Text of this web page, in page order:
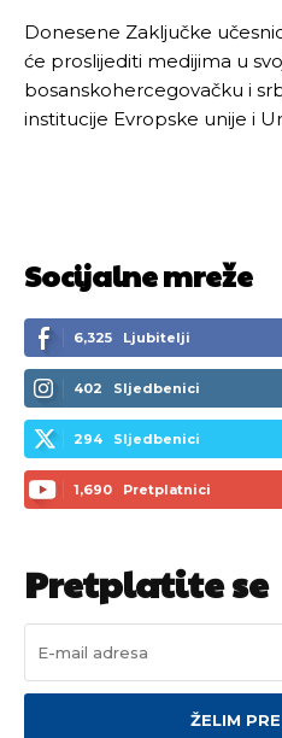
Donesene Zaključke
će proslijediti medijima u
bosanskohercegovačku i
institucije Evropske unije i
Socijalne mreže
6,325 Ljubitelji
402 Sljedbenici
294 Sljedbenici
1,690 Pretplatnici
Pretplatite se
ŽELIM